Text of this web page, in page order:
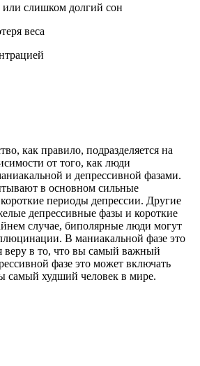
слишком долгий сон
веса
как правило, подразделяется на
от того, как люди
и депрессивной фазами.
в основном сильные
периоды депрессии. Другие
депрессивные фазы и короткие
случае, биполярные люди могут
В маниакальной фазе это
веру в то, что вы самый важный
фазе это может включать
самый худший человек в мире.